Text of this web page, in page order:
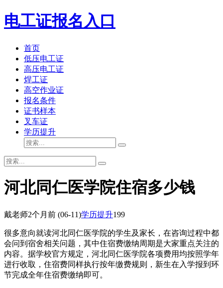
电工证报名入口
首页
低压电工证
高压电工证
焊工证
高空作业证
报名条件
证书样本
叉车证
学历提升
河北同仁医学院住宿多少钱
戴老师2个月前 (06-11)学历提升199
很多意向就读河北同仁医学院的学生及家长，在咨询过程中都
会问到宿舍相关问题，其中住宿费缴纳周期是大家重点关注的
内容。据学校官方规定，河北同仁医学院各项费用均按照学年
进行收取，住宿费同样执行按年缴费规则，新生在入学报到环
节完成全年住宿费缴纳即可。